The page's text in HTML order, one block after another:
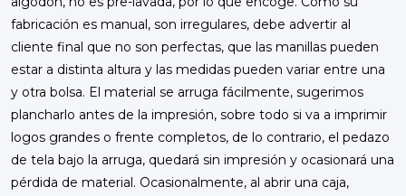
fabricación es manual, son irregulares, debe advertir al
cliente final que no son perfectas, que las manillas pueden
estar a distinta altura y las medidas pueden variar entre una
y otra bolsa. El material se arruga fácilmente, sugerimos
plancharlo antes de la impresión, sobre todo si va a imprimir
logos grandes o frente completos, de lo contrario, el pedazo
de tela bajo la arruga, quedará sin impresión y ocasionará una
pérdida de material. Ocasionalmente, al abrir una caja,